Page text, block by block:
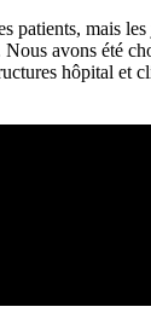
patients, mais les
avons été
hôpital et